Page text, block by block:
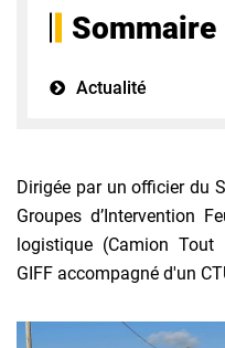
Sommaire
Actualité
Dirigée par un officier du
Groupes d’Intervention
logistique (Camion
GIFF accompagné d'un